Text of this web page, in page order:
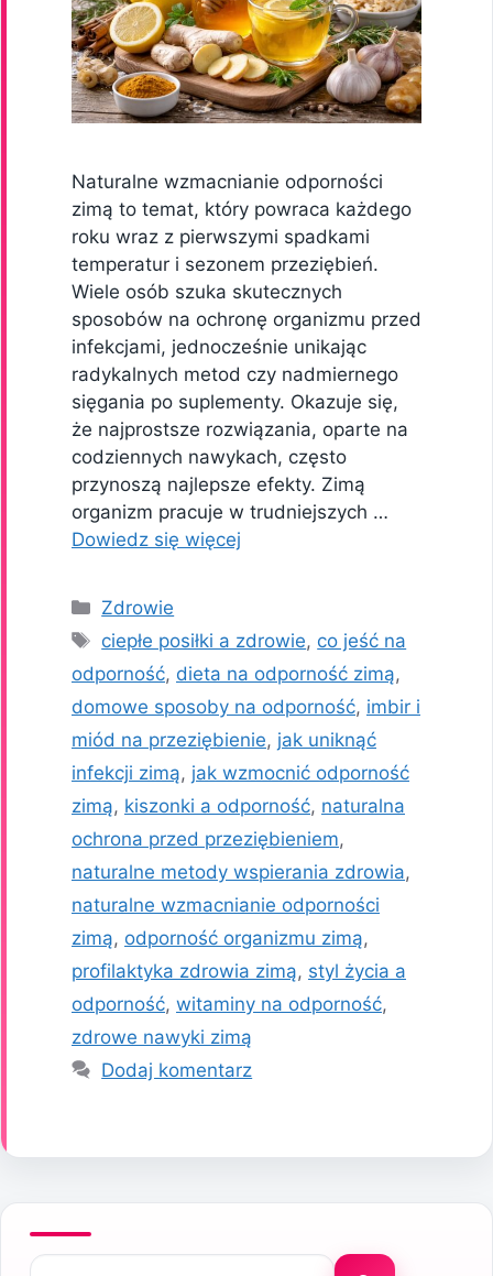
Naturalne wzmacnianie odporności
zimą to temat, który powraca każdego
roku wraz z pierwszymi spadkami
temperatur i sezonem przeziębień.
Wiele osób szuka skutecznych
sposobów na ochronę organizmu przed
infekcjami, jednocześnie unikając
radykalnych metod czy nadmiernego
sięgania po suplementy. Okazuje się,
że najprostsze rozwiązania, oparte na
codziennych nawykach, często
przynoszą najlepsze efekty. Zimą
organizm pracuje w trudniejszych …
Dowiedz się więcej
Kategorie
Zdrowie
Tagi
ciepłe posiłki a zdrowie, co jeść na
odporność, dieta na odporność zimą,
domowe sposoby na odporność, imbir i
miód na przeziębienie, jak uniknąć
infekcji zimą, jak wzmocnić odporność
zimą, kiszonki a odporność, naturalna
ochrona przed przeziębieniem,
naturalne metody wspierania zdrowia,
naturalne wzmacnianie odporności
zimą, odporność organizmu zimą,
profilaktyka zdrowia zimą, styl życia a
odporność, witaminy na odporność,
zdrowe nawyki zimą
Dodaj komentarz
Szukaj: